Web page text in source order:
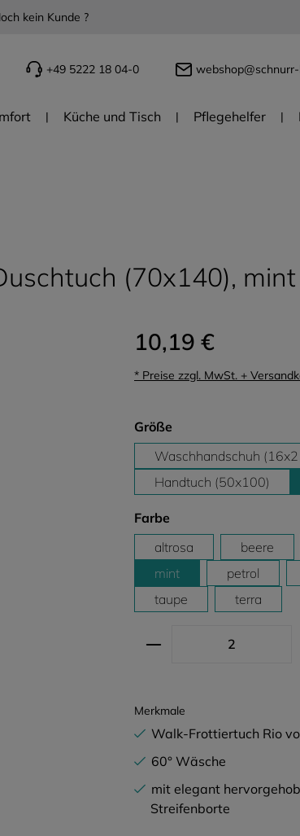
kein Kunde ?
+49 5222 18 04-0
Küche und Tisch Pflegehelfer
(70x140), mint
10,19 €
* Preise zzgl. MwSt. +
Größe
Waschhandschuh
Handtuch (50x100)
Farbe
altrosa
beere
mint
petrol
taupe
terra
Produkt Anzahl:
Merkmale
Walk-Frottiertuch Rio
60° Wäsche
mit elegant
Streifenborte